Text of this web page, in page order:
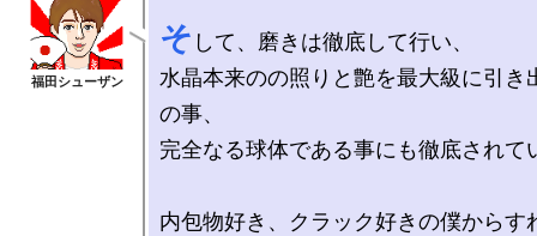
そ して、磨きは徹底して行い、
水晶本来のの照りと艶を最大級に引き
の事、
完全なる球体である事にも徹底されて
内包物好き、クラック好きの僕からす